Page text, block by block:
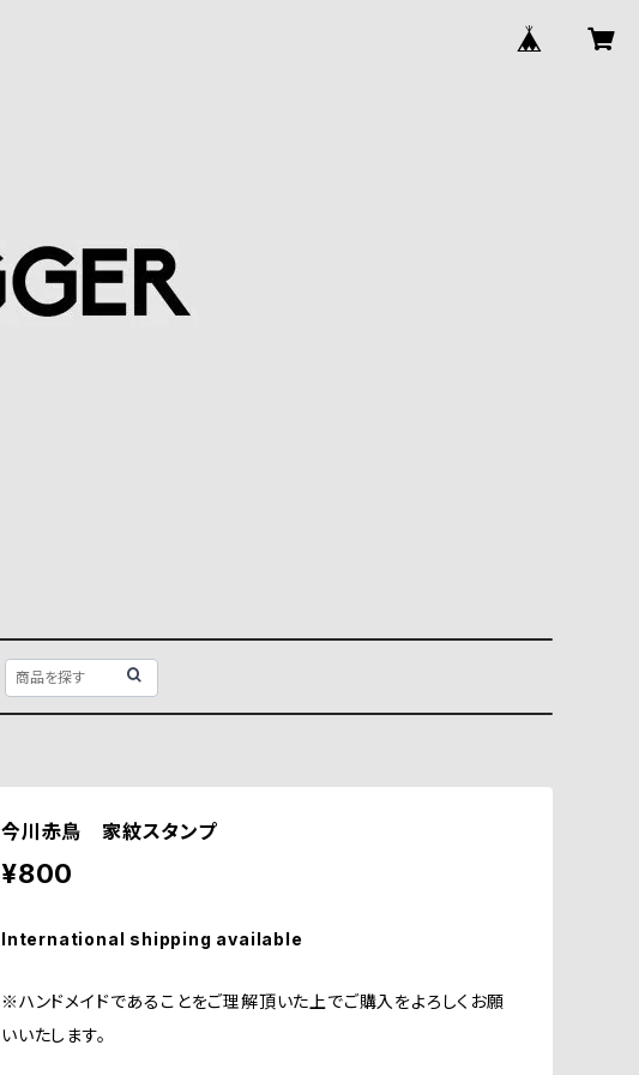
今川赤鳥 家紋スタンプ
¥800
International shipping available
※ハンドメイドであることをご理解頂いた上でご購入をよろしくお願
いいたします。